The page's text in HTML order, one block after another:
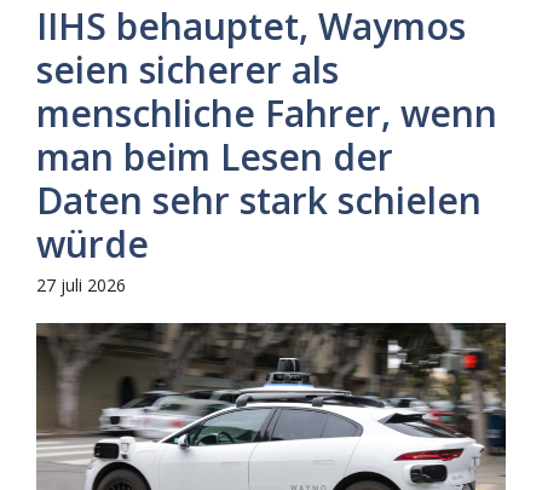
IIHS behauptet, Waymos
seien sicherer als
menschliche Fahrer, wenn
man beim Lesen der
Daten sehr stark schielen
würde
27 juli 2026